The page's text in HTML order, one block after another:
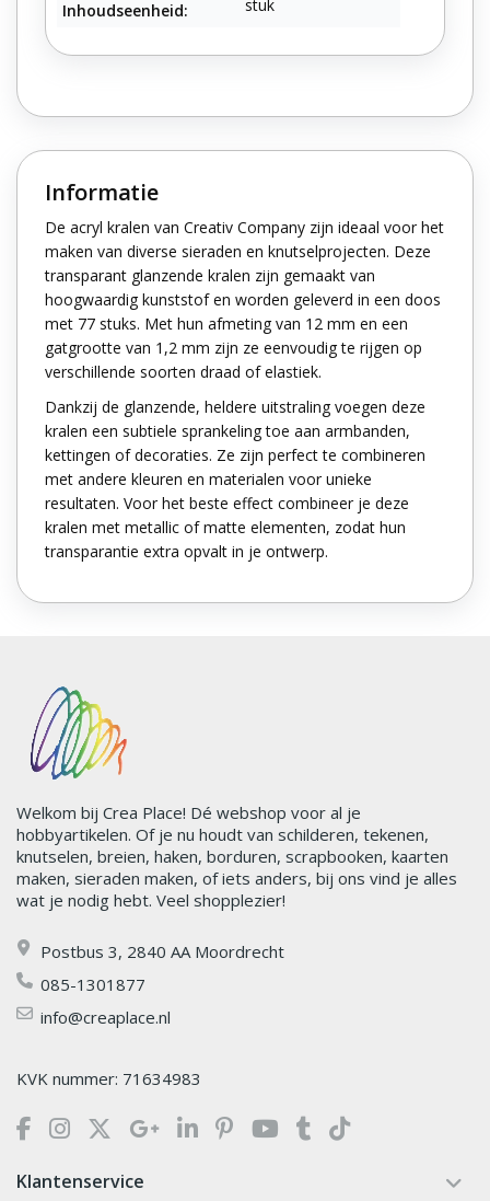
Inhoudseenheid: stuk
Informatie
De acryl kralen van Creativ Company zijn ideaal voor het
maken van diverse sieraden en knutselprojecten. Deze
transparant glanzende kralen zijn gemaakt van
hoogwaardig kunststof en worden geleverd in een doos
met 77 stuks. Met hun afmeting van 12 mm en een
gatgrootte van 1,2 mm zijn ze eenvoudig te rijgen op
verschillende soorten draad of elastiek.
Dankzij de glanzende, heldere uitstraling voegen deze
kralen een subtiele sprankeling toe aan armbanden,
kettingen of decoraties. Ze zijn perfect te combineren
met andere kleuren en materialen voor unieke
resultaten. Voor het beste effect combineer je deze
kralen met metallic of matte elementen, zodat hun
transparantie extra opvalt in je ontwerp.
Welkom bij Crea Place! Dé webshop voor al je
hobbyartikelen. Of je nu houdt van schilderen, tekenen,
knutselen, breien, haken, borduren, scrapbooken, kaarten
maken, sieraden maken, of iets anders, bij ons vind je alles
wat je nodig hebt. Veel shopplezier!
Postbus 3, 2840 AA Moordrecht
085-1301877
info@creaplace.nl
KVK nummer: 71634983
Klantenservice